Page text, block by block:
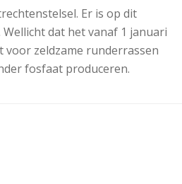
Er is op dit
dat het vanaf 1 januari
voor zeldzame runderrassen
fosfaat produceren.